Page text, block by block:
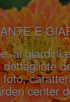
E
ai giardini
center